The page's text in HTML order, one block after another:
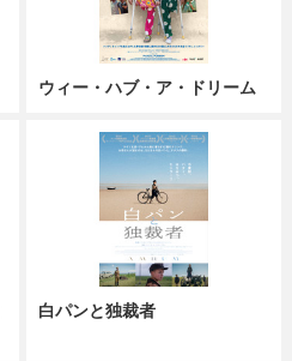
ウィー・ハブ・ア・ドリーム
白パンと独裁者